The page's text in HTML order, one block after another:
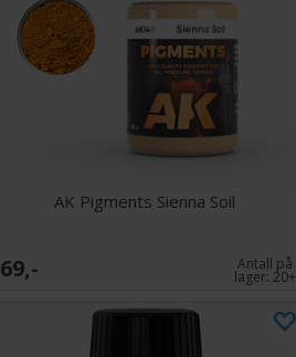
AK Pigments Sienna Soil
69,- Antall på
lager:20+